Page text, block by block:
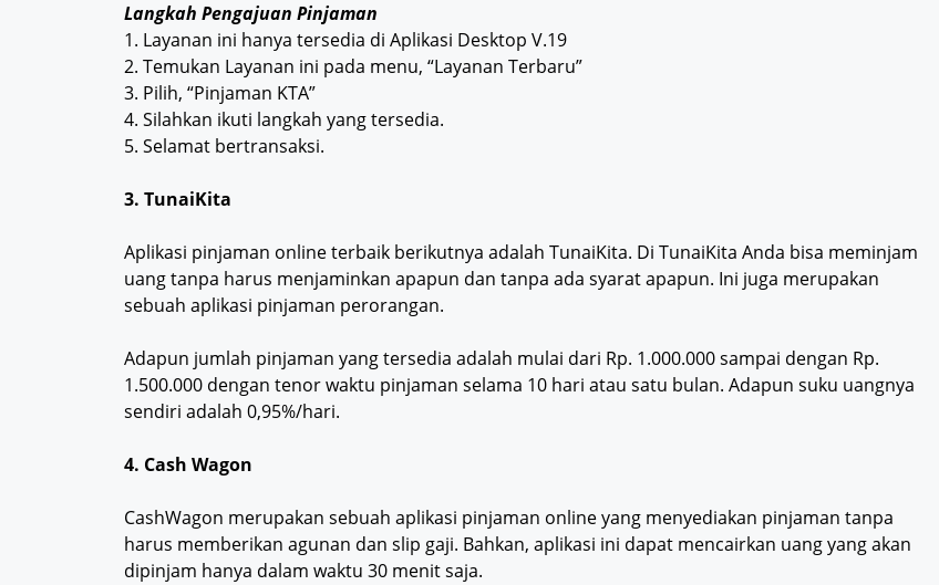
Langkah Pengajuan Pinjaman
1. Layanan ini hanya tersedia di Aplikasi Desktop V.19
2. Temukan Layanan ini pada menu, “Layanan Terbaru”
3. Pilih, “Pinjaman KTA”
4. Silahkan ikuti langkah yang tersedia.
5. Selamat bertransaksi.
3. TunaiKita
Aplikasi pinjaman online terbaik berikutnya adalah TunaiKita. Di TunaiKita Anda bisa meminjam
uang tanpa harus menjaminkan apapun dan tanpa ada syarat apapun. Ini juga merupakan
sebuah aplikasi pinjaman perorangan.
Adapun jumlah pinjaman yang tersedia adalah mulai dari Rp. 1.000.000 sampai dengan Rp.
1.500.000 dengan tenor waktu pinjaman selama 10 hari atau satu bulan. Adapun suku uangnya
sendiri adalah 0,95%/hari.
4. Cash Wagon
CashWagon merupakan sebuah aplikasi pinjaman online yang menyediakan pinjaman tanpa
harus memberikan agunan dan slip gaji. Bahkan, aplikasi ini dapat mencairkan uang yang akan
dipinjam hanya dalam waktu 30 menit saja.